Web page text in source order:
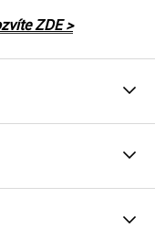
ZDE >